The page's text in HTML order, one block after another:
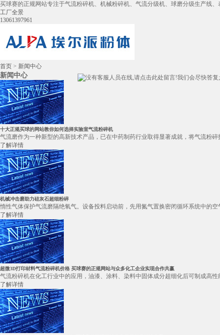
买球赛的正规网站专注于气流粉碎机、机械粉碎机、气流分级机、球磨分级生产线
工厂全景
13061397961
首页 > 新闻中心
新闻中心
十大正规买球的网站教你如何选择实验室气流粉碎机
气流磨作为一种新型的高新技术产品，已在中药制药行业取得显著成就，将气流粉
了解详情
机械冲击磨助力硅灰石超细粉碎
惰性气体保护气流磨隔绝氧气。设备投料启动前，先用氮气置换密闭循环系统中的
了解详情
超微3D打印材料气流粉碎机价格 买球赛的正规网站与众多化工企业实现合作共赢
气流粉碎机在化工行业中的应用，油漆、涂料、染料中固体成分超细化后可制成高
了解详情